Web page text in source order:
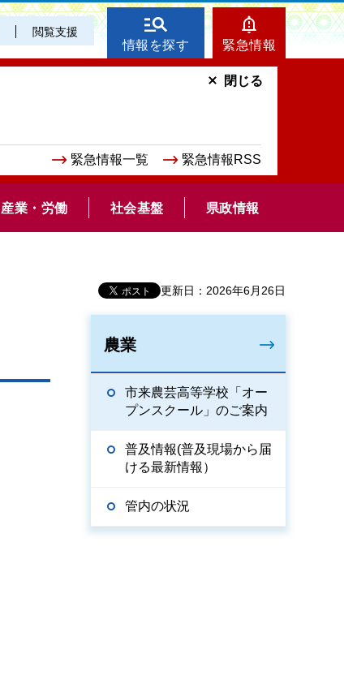
閲覧支援
情報を探す 緊急情報
緊急情報一覧 緊急情報RSS
閉じる
産業・労働 社会基盤 県政情報
更新日：2026年6月26日
農業
市来農芸高等学校「オー
プンスクール」のご案内
普及情報(普及現場から届
ける最新情報）
管内の状況